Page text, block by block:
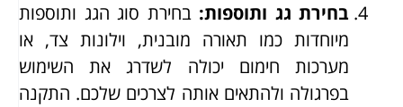
בחירת גג ותוספות: בחירת סוג הגג ותוספות
מיוחדות כמו תאורה מובנית, וילונות צד, או
מערכות חימום יכולה לשדרג את השימוש
בפרגולה ולהתאים אותה לצרכים שלכם. התקנה